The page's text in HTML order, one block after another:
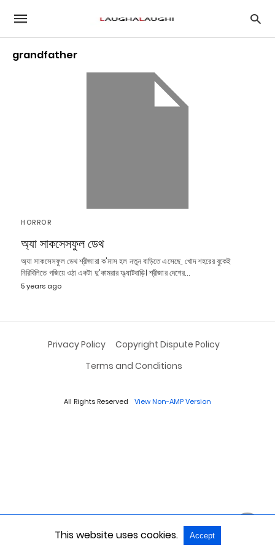
grandfather
HORROR
অ্যা সাকসেসফুল ডেথ
অ্যা সাকসেসফুল ডেথ শ্রীজারা ক'মাস হল নতুন বাড়িতে এসেছে, খোদ শহরের বুকেই
নিরিবিলিতে গজিয়ে ওঠা একটা দু'কামরার ফ্ল্যাটবাড়ি। শ্রীজার দেশের…
5 years ago
Privacy Policy
Copyright Dispute Policy
Terms and Conditions
All Rights Reserved View Non-AMP Version
This website uses cookies. Accept